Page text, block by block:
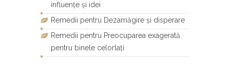
influențe și idei
Remedii pentru Dezamăgire și disperare
Remedii pentru Preocuparea exagerată
pentru binele celorlați